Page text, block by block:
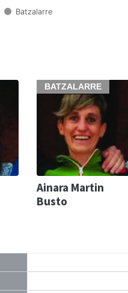
Batzalarre
BATZALARRE
Ainara Martin
Busto